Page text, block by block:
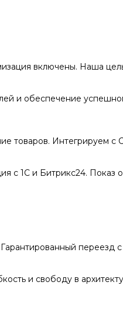
включены. Наша
и обеспечение
товаров. Интегрируем с
с 1С и Битрикс24. Показ
переезд
и свободу в